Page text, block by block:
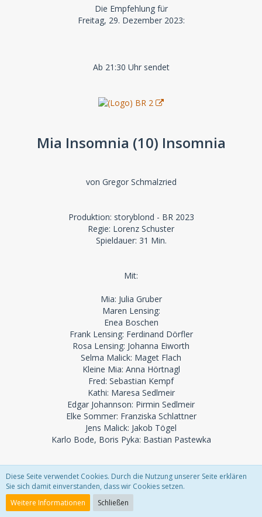
Die Empfehlung für
Freitag, 29. Dezember 2023:
Ab 21:30 Uhr sendet
Mia Insomnia (10) Insomnia
von Gregor Schmalzried
Produktion: storyblond - BR 2023
Regie: Lorenz Schuster
Spieldauer: 31 Min.
Mit:
Mia: Julia Gruber
Maren Lensing:
Enea Boschen
Frank Lensing: Ferdinand Dörfler
Rosa Lensing: Johanna Eiworth
Selma Malick: Maget Flach
Kleine Mia: Anna Hörtnagl
Fred: Sebastian Kempf
Kathi: Maresa Sedlmeir
Edgar Johannson: Pirmin Sedlmeir
Elke Sommer: Franziska Schlattner
Jens Malick: Jakob Tögel
Karlo Bode, Boris Pyka: Bastian Pastewka
Podcasterin Mia, 32, ist mit ihrem zynischen Blick auf die
unendlichen Krisen und Katastrophen der Gegenwart
bekannt geworden − und schaut voller Wehmut auf die Welt
ihrer Kindheit zurück, als alles noch besser und einfacher
Diese Seite verwendet Cookies. Durch die Nutzung unserer Seite erklären
Sie sich damit einverstanden, dass wir Cookies setzen.
Weitere Informationen
Schließen